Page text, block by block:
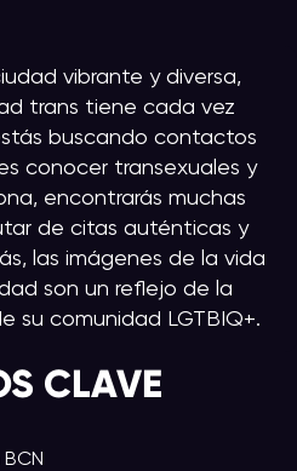
vibrante y diversa,
trans tiene cada vez
buscando contactos
conocer transexuales y
encontrarás muchas
de citas auténticas y
las imágenes de la vida
son un reflejo de la
su comunidad LGTBIQ+.
CLAVE